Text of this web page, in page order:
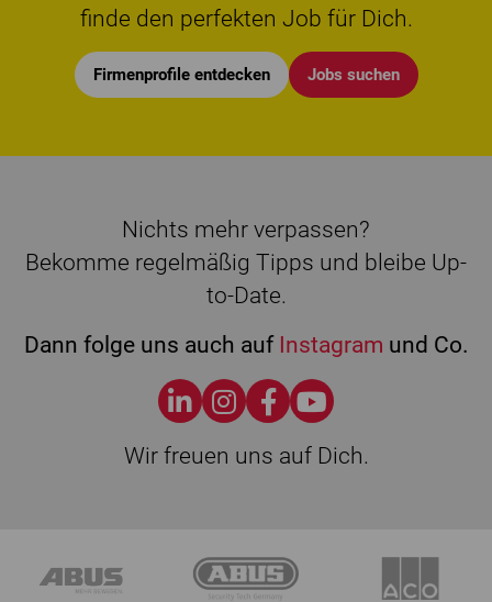
finde den perfekten Job für Dich.
Firmenprofile entdecken Jobs suchen
Nichts mehr verpassen?
Bekomme regelmäßig Tipps und bleibe Up-
to-Date.
Dann folge uns auch auf Instagram und Co.
Wir freuen uns auf Dich.